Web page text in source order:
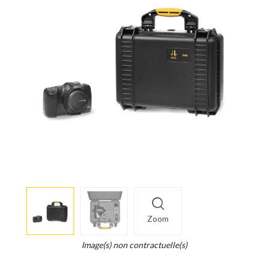
Zoom
info
Image(s) non contractuelle(s)